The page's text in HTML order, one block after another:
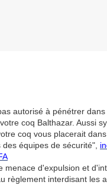
autorisé à pénétrer
coq Balthazar. Aussi
coq vous placerait
équipes de sécurité",
menace d'expulsion et
règlement interdisant les